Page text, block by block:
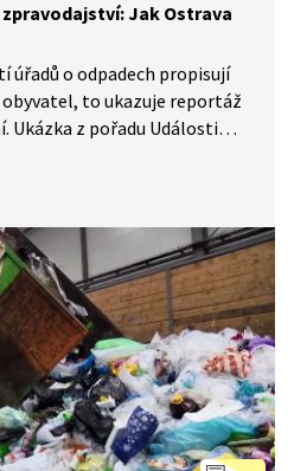
Jak Ostrava
úřadů o odpadech propisují
to ukazuje reportáž
Ukázka z pořadu Události
tzv. popelnicový smog
materiál pro analýzu jazyka
jak novináři a úředníci
pro vysvětlení složitého
zpravodajských hodnot
stane televizní zpráva).
vybízí k badatelskému
pro třídění odpadu platí